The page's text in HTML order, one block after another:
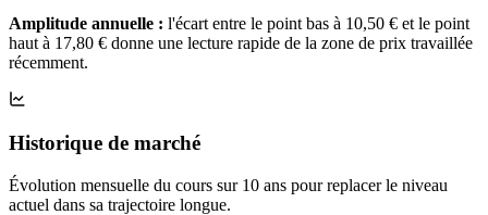
Amplitude annuelle : l'écart entre le point bas à 10,50 € et le point
haut à 17,80 € donne une lecture rapide de la zone de prix travaillée
récemment.
Historique de marché
Évolution mensuelle du cours sur 10 ans pour replacer le niveau
actuel dans sa trajectoire longue.